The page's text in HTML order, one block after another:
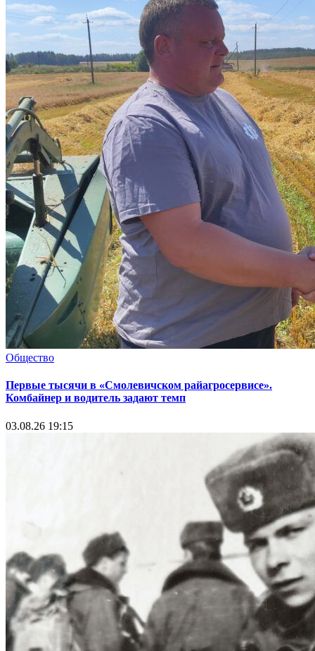
Общество
Первые тысячи в «Смолевичском райагросервисе».
Комбайнер и водитель задают темп
03.08.26 19:15